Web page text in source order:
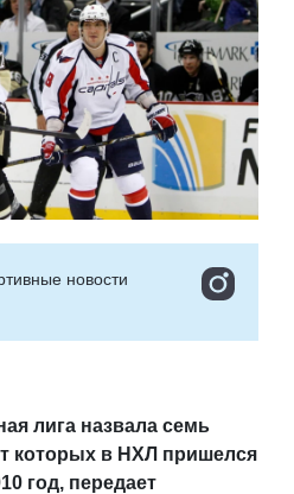
новости
лига назвала семь
которых в НХЛ пришелся
год, передает